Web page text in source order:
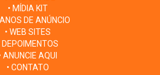
• MÍDIA KIT
DE ANÚNCIO
• WEB SITES
DEPOIMENTOS
ANUNCIE AQUI
• CONTATO